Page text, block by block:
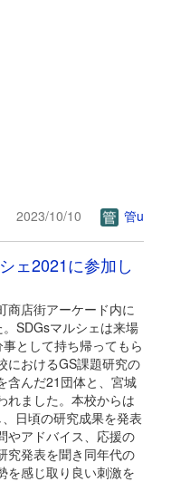
2023/10/10 管u
ェ2021に参加し
店街アーケード内に
SDGsマルシェは来場
として持ち帰ってもら
におけるGS課題研究の
含んだ21団体と、宮城
れました。本校からは
日頃の研究成果を発表
やアドバイス、応援の
究発表を聞き同年代の
を感じ取り良い刺激を